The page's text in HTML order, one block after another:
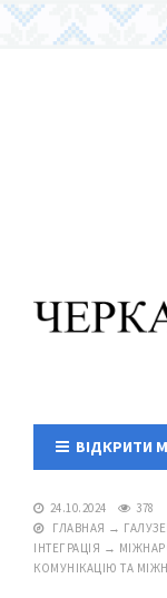
ВІДКРИТИ
24.10.2024 378
ГЛАВНАЯ →
ІНТЕГРАЦІЯ →
КОМУНІКАЦІЮ ТА